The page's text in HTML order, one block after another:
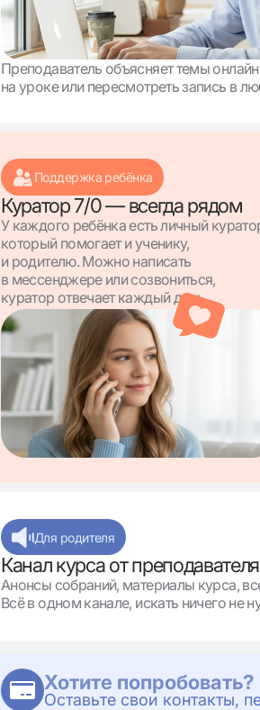
Преподаватель объясняет темы
на уроке или пересмотреть запись в
Поддержка ребёнка
Куратор 7/0 — всегда рядом
У каждого ребёнка есть личный
который помогает и ученику,
и родителю. Можно написать
в мессенджере или созвониться,
куратор отвечает каждый день
Для родителя
Канал курса от преподавателя
Анонсы собраний, материалы курса,
Всё в одном канале, искать ничего не
Хотите попробовать?
Оставьте свои контакты,